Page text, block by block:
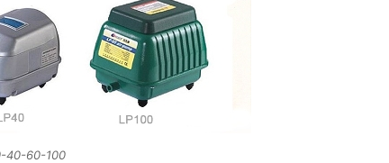
40-60-100